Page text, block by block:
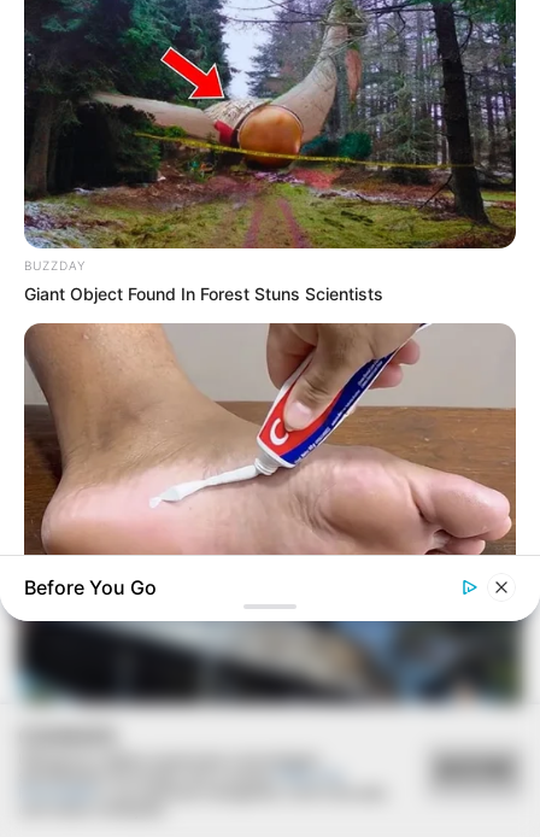
Câmara realiza audiência pública para ouvir a
população de Paraguaçu Paulista
BUZZDAY
Giant Object Found In Forest Stuns Scientists
She Put Toothpaste On Her Feet For 7 Nights Straight – Here's
What Happened
Before You Go